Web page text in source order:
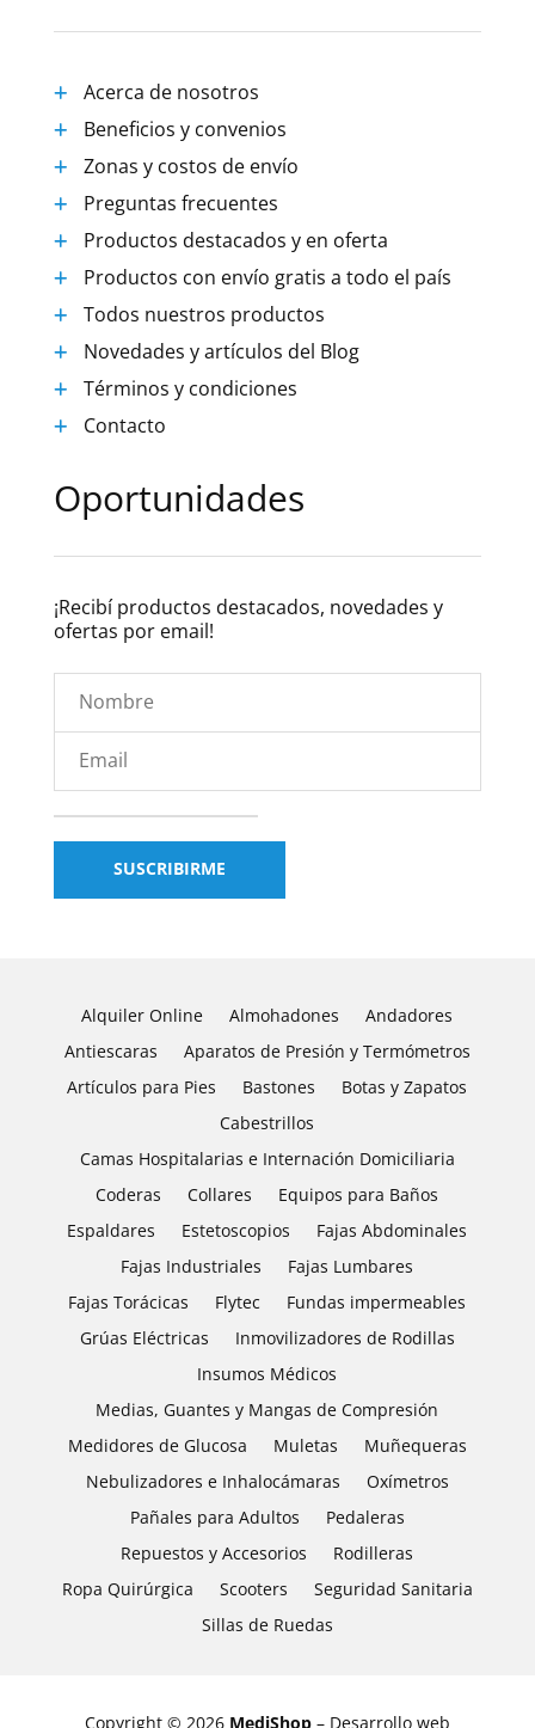
Acerca de nosotros
Beneficios y convenios
Zonas y costos de envío
Preguntas frecuentes
Productos destacados y en oferta
Productos con envío gratis a todo el país
Todos nuestros productos
Novedades y artículos del Blog
Términos y condiciones
Contacto
Oportunidades
¡Recibí productos destacados, novedades y
ofertas por email!
Alquiler Online Almohadones
Andadores
Antiescaras
Aparatos de Presión y Termómetros
Artículos para Pies
Bastones
Botas y Zapatos
Cabestrillos
Camas Hospitalarias e Internación Domiciliaria
Coderas
Collares
Equipos para Baños
Espaldares
Estetoscopios
Fajas Abdominales
Fajas Industriales
Fajas Lumbares
Fajas Torácicas
Flytec
Fundas impermeables
Grúas Eléctricas
Inmovilizadores de Rodillas
Insumos Médicos
Medias, Guantes y Mangas de Compresión
Medidores de Glucosa
Muletas
Muñequeras
Nebulizadores e Inhalocámaras
Oxímetros
Pañales para Adultos
Pedaleras
Repuestos y Accesorios
Rodilleras
Ropa Quirúrgica
Scooters
Seguridad Sanitaria
Sillas de Ruedas
Copyright © 2026 MediShop– Desarrollo web